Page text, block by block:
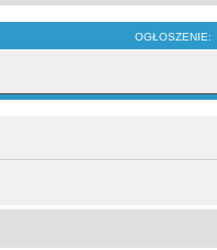
OGŁOSZENIE: